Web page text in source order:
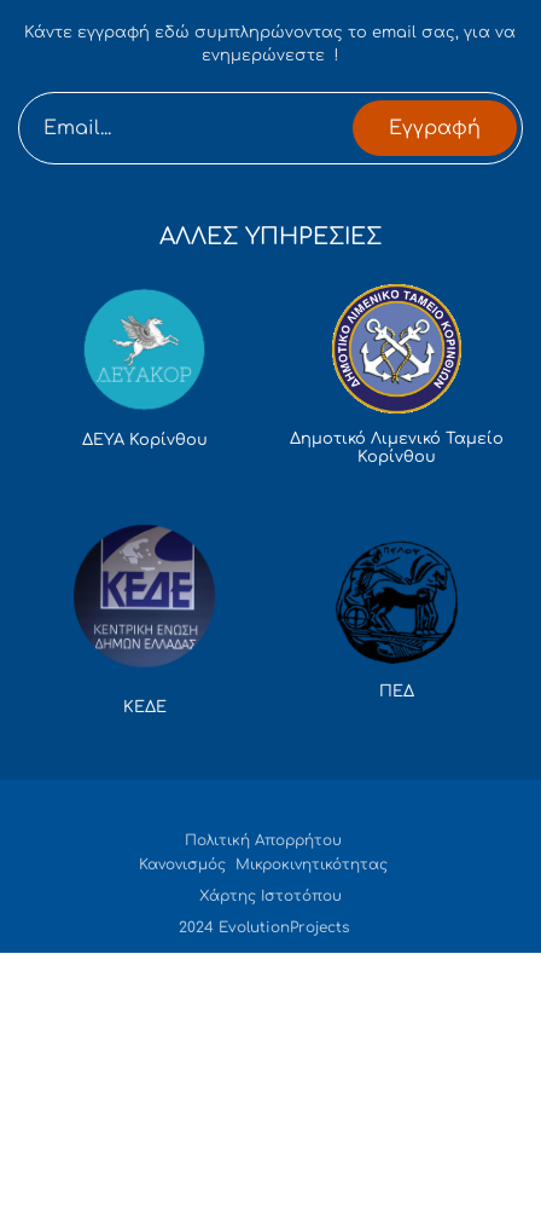
Κάντε εγγραφή εδώ συμπληρώνοντας το email σας, για να
ενημερώνεστε !
Εγγραφή
ΑΛΛΕΣ ΥΠΗΡΕΣΙΕΣ
ΔΕΥΑ Κορίνθου
Δημοτικό Λιμενικό Ταμείο
Κορίνθου
ΚΕΔΕ
ΠΕΔ
Πολιτική Απορρήτου
Κανονισμός Μικροκινητικότητας
Χάρτης Ιστοτόπου
2024 EvolutionProjects